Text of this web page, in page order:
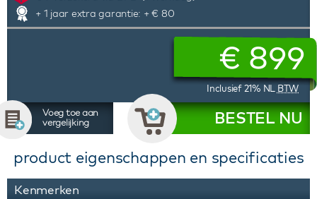
+ 1 jaar extra garantie: + € 80
€ 899
Inclusief 21% NL BTW
Voeg toe aan
vergelijking
BESTEL NU
product eigenschappen en specificaties
Kenmerken